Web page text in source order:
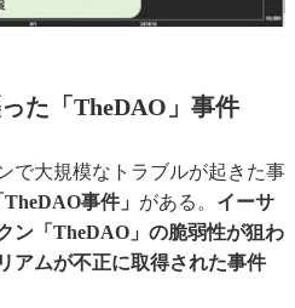
た「TheDAO」事件
で大規模なトラブルが起きた事
TheDAO事件」 がある。 イーサ
ン「TheDAO」の脆弱性が狙わ
アムが不正に取得された事件